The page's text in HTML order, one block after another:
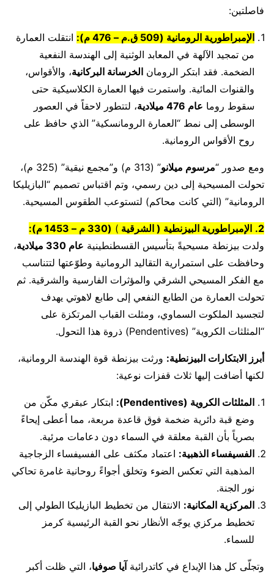
فاصلتين:
الإمبراطورية الرومانية (509 ق.م – 476 م):
انتقلت العمارة
من تمجيد الآلهة في المعابد الوثنية إلى الهندسة النفعية
الضخمة. فقد ابتكر الرومان الخرسانة البركانية، والأقواس،
والقنوات المائية. واستمرت فيها العمارة الكلاسيكية حتى
سقوط روما عام 476 ميلادية
، لتتطور لاحقاً في العصور
الوسطى إلى نمط “العمارة الرومانسكية” الذي حافظ على
روح الأقواس الرومانية.
ومع صدور “مرسوم ميلانو
” (313 م) و”مجمع نيقية” (325 م)،
تحولت المسيحية إلى دين رسمي، وتم اقتباس تصميم “البازيليكا
الرومانية” (التي كانت محاكم) لتستوعب الطقوس المسيحية.
2. الإمبراطورية البيزنطية ( الشرقية ) (330 م – 1453 م):
ولدت بيزنطة مسيحيةً بتأسيس القسطنطينية عام 330 ميلادية
،
وحافظت على استمرارية التقاليد الرومانية وطوّعتها لتتناسب
مع الفكر المسيحي الشرقي والمؤثرات الفارسية والشرقية. ثم
تحولت العمارة من الطابع النفعي إلى طابع لاهوتي يهدف
لتجسيد الملكوت السماوي، ومثلت القباب المرتكزة على
“المثلثات الكروية” (Pendentives) ذروة هذا التحول.
أبرز الابتكارات البيزنطية: ورثت بيزنطة قوة الهندسة الرومانية،
لكنها أضافت إليها ثلاث قفزات نوعية:
المثلثات الكروية (Pendentives):
ابتكار عبقري مكّن من
وضع قبة دائرية ضخمة فوق قاعدة مربعة، مما أعطى إيحاءً
بصرياً بأن القبة معلقة في السماء دون دعامات مرئية.
الفسيفساء الذهبية: اعتماد مكثف على الفسيفساء الزجاجية
المذهبة التي تعكس الضوء وتخلق أجواءً روحانية غامرة تحاكي
نور الجنة.
المركزية المكانية: الانتقال من تخطيط البازيليكا الطولي إلى
تخطيط مركزي يوجّه الأنظار نحو القبة الرئيسية كرمز
للسماء.
وتجلّى كل هذا الإبداع في كاتدرائية آيا صوفيا، التي ظلت أكبر